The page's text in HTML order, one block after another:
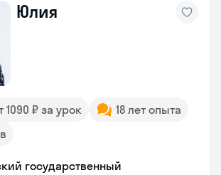
Юлия
1090 ₽ за урок
18 лет опыта
государственный